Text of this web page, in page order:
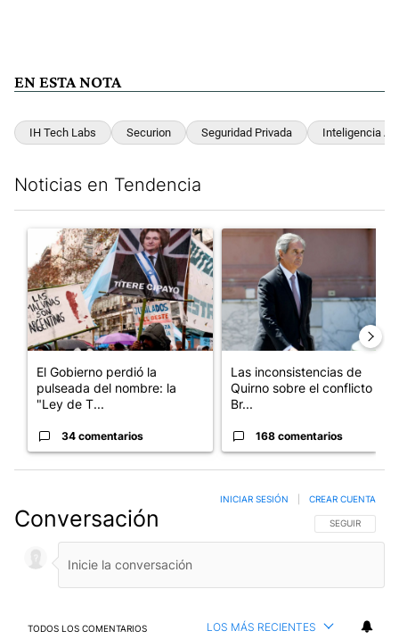
EN ESTA NOTA
IH Tech Labs Securion Seguridad Privada Inteligencia
Noticias en Tendencia
Un artículo de tendencia con el título "El Gobierno perdió la
El Gobierno perdió la
pulseada del nombre: la
"Ley de T...
34 comentarios
Un artículo de tendencia con
Las inconsistencias de
Quirno sobre el conflicto con
Br...
168 comentarios
Conversación SIGA ESTA
SEGUIR
INICIAR SESIÓN CREAR CUENTA
TODOS LOS COMENTARIOS LOS MÁS RECIENTES